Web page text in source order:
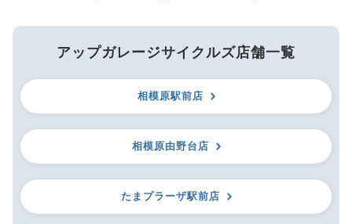
アップガレージサイクルズ店舗一覧
相模原駅前店
相模原由野台店
たまプラーザ駅前店